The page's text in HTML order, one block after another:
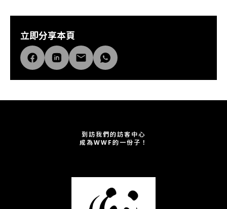
立即分享本頁
到訪我們的訪客中心
成為WWF的一份子！